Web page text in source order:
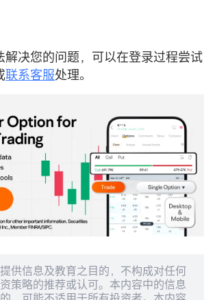
解决您的问题，可以在登录过程尝试
联系客服处理。
供信息及教育之目的，不构成对任何
策略的推荐或认可。本内容中的信息